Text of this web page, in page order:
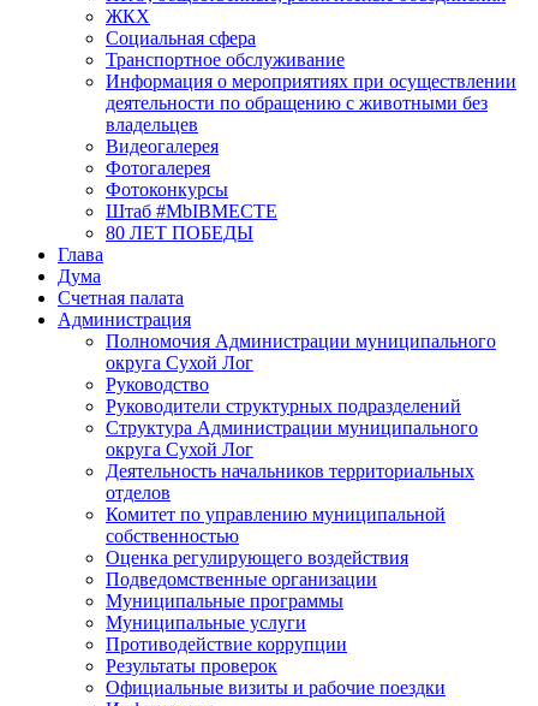
ЖКХ
Социальная сфера
Транспортное обслуживание
Информация о мероприятиях при осуществлении
деятельности по обращению с животными без
владельцев
Видеогалерея
Фотогалерея
Фотоконкурсы
Штаб #MbIBMECTE
80 ЛЕТ ПОБЕДЫ
Глава
Дума
Счетная палата
Администрация
Полномочия Администрации муниципального
округа Сухой Лог
Руководство
Руководители структурных подразделений
Структура Администрации муниципального
округа Сухой Лог
Деятельность начальников территориальных
отделов
Комитет по управлению муниципальной
собственностью
Оценка регулирующего воздействия
Подведомственные организации
Муниципальные программы
Муниципальные услуги
Противодействие коррупции
Результаты проверок
Официальные визиты и рабочие поездки